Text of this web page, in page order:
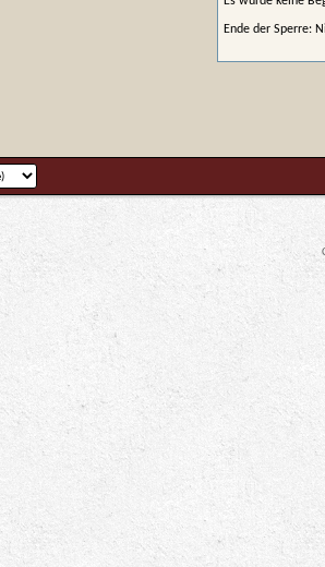
Ende der Sperre: